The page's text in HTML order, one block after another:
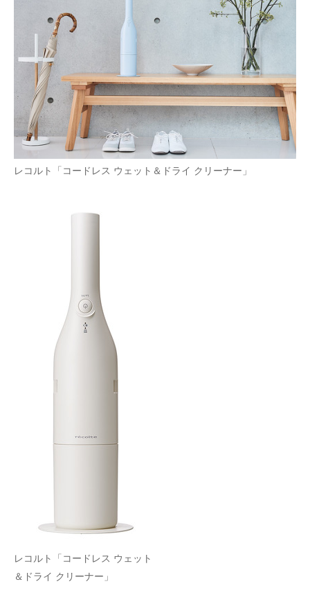
レコルト「コードレス ウェット＆ドライ クリーナー」
レコルト「コードレス ウェット
＆ドライ クリーナー」